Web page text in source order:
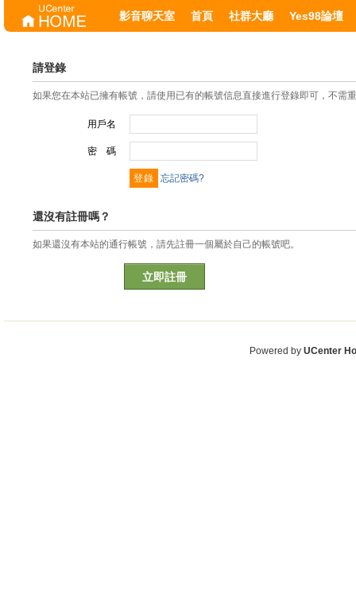
影音聊天室 首頁 社群大廳 Yes98論壇
請登錄
如果您在本站已擁有帳號，請使用已有的帳號信息直接進行登錄即可，不需
用戶名
密 碼
忘記密碼?
還沒有註冊嗎？
如果還沒有本站的通行帳號，請先註冊一個屬於自己的帳號吧。
立即註冊
Powered by UCenter